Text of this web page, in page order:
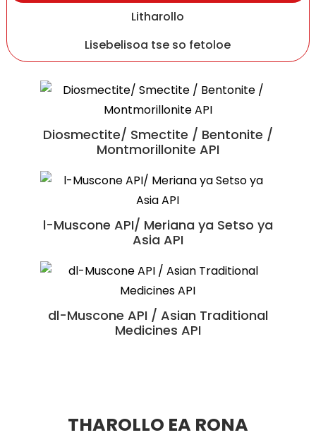
Litharollo
Lisebelisoa tse so fetoloe
Diosmectite/ Smectite / Bentonite /
Montmorillonite API
l-Muscone API/ Meriana ya Setso ya
Asia API
dl-Muscone API / Asian Traditional
Medicines API
Ergothioneine
Pian ea Shexiangxintongning
Suhexiang Wan
Collagen ea Mofuta oa II o sa
fetoloang (UC II) e Holang Masapo a
Oli ea Krill ea Antarctic / Lijo tse
Phepoang Lisebelisoa tse Tala
THAROLLO EA RONA